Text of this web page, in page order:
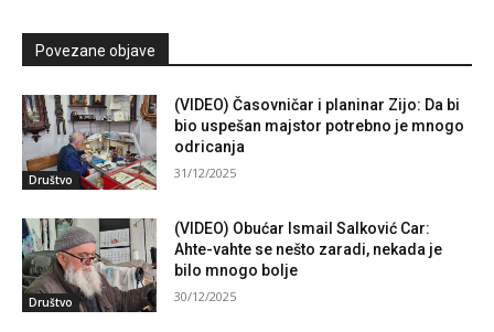
Povezane objave
Društvo
(VIDEO) Časovničar i planinar Zijo: Da bi
bio uspešan majstor potrebno je mnogo
odricanja
31/12/2025
Društvo
(VIDEO) Obućar Ismail Salković Car:
Ahte-vahte se nešto zaradi, nekada je
bilo mnogo bolje
30/12/2025